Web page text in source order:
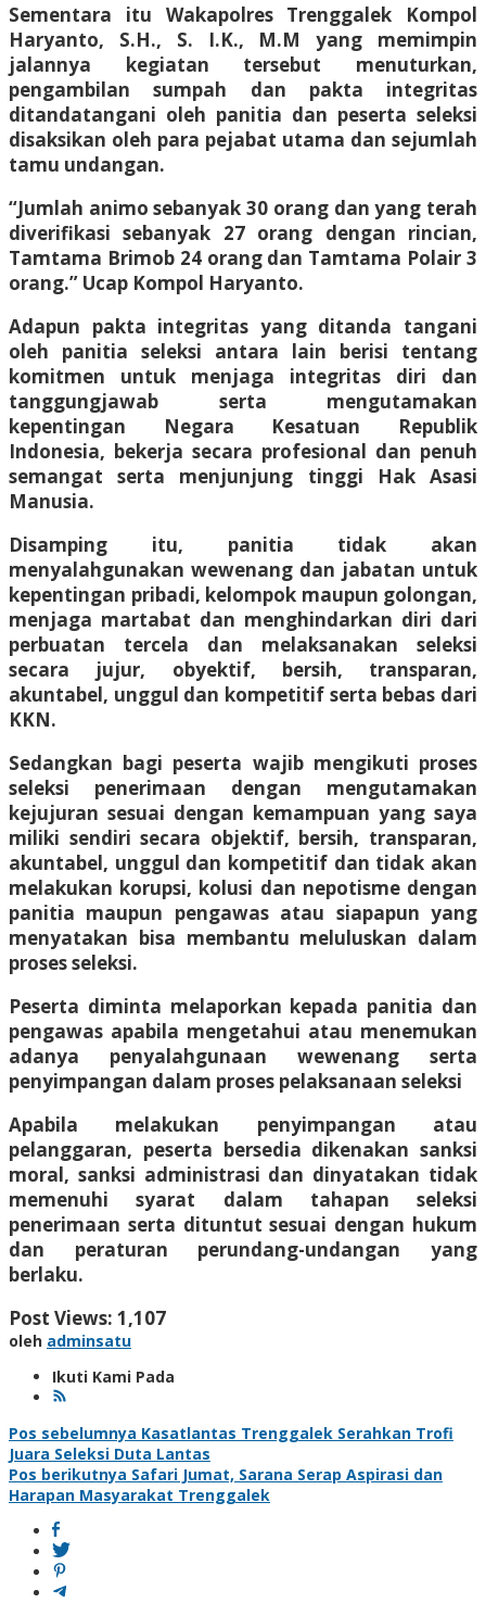
Sementara itu Wakapolres Trenggalek Kompol
Haryanto, S.H., S. I.K., M.M yang memimpin
jalannya kegiatan tersebut menuturkan,
pengambilan sumpah dan pakta integritas
ditandatangani oleh panitia dan peserta seleksi
disaksikan oleh para pejabat utama dan sejumlah
tamu undangan.
“Jumlah animo sebanyak 30 orang dan yang terah
diverifikasi sebanyak 27 orang dengan rincian,
Tamtama Brimob 24 orang dan Tamtama Polair 3
orang.” Ucap Kompol Haryanto.
Adapun pakta integritas yang ditanda tangani
oleh panitia seleksi antara lain berisi tentang
komitmen untuk menjaga integritas diri dan
tanggungjawab serta mengutamakan
kepentingan Negara Kesatuan Republik
Indonesia, bekerja secara profesional dan penuh
semangat serta menjunjung tinggi Hak Asasi
Manusia.
Disamping itu, panitia tidak akan
menyalahgunakan wewenang dan jabatan untuk
kepentingan pribadi, kelompok maupun golongan,
menjaga martabat dan menghindarkan diri dari
perbuatan tercela dan melaksanakan seleksi
secara jujur, obyektif, bersih, transparan,
akuntabel, unggul dan kompetitif serta bebas dari
KKN.
Sedangkan bagi peserta wajib mengikuti proses
seleksi penerimaan dengan mengutamakan
kejujuran sesuai dengan kemampuan yang saya
miliki sendiri secara objektif, bersih, transparan,
akuntabel, unggul dan kompetitif dan tidak akan
melakukan korupsi, kolusi dan nepotisme dengan
panitia maupun pengawas atau siapapun yang
menyatakan bisa membantu meluluskan dalam
proses seleksi.
Peserta diminta melaporkan kepada panitia dan
pengawas apabila mengetahui atau menemukan
adanya penyalahgunaan wewenang serta
penyimpangan dalam proses pelaksanaan seleksi
Apabila melakukan penyimpangan atau
pelanggaran, peserta bersedia dikenakan sanksi
moral, sanksi administrasi dan dinyatakan tidak
memenuhi syarat dalam tahapan seleksi
penerimaan serta dituntut sesuai dengan hukum
dan peraturan perundang-undangan yang
berlaku.
Post Views: 1,107
oleh adminsatu
Ikuti Kami Pada
Navigasi
pos
Pos sebelumnya Kasatlantas Trenggalek Serahkan Trofi
Juara Seleksi Duta Lantas
Pos berikutnya Safari Jumat, Sarana Serap Aspirasi dan
Harapan Masyarakat Trenggalek